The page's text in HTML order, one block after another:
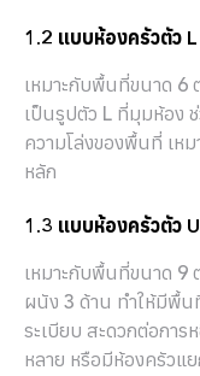
1.2 แบบห้องครัวตัว L
เหมาะกับพื้นที่ขนาด 6
เป็นรูปตัว L ที่มุมห้อง
ความโล่งของพื้นที่ เห
หลัก
1.3 แบบห้องครัวตัว U
เหมาะกับพื้นที่ขนาด 9
ผนัง 3 ด้าน ทำให้มีพื้น
ระเบียบ สะดวกต่อกา
หลาย หรือมีห้องครัวแ